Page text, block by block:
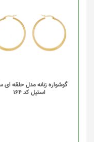
گوشواره زنانه مدل حلقه ای
استیل کد 164
محصول
دارای
انواع
مختلفی
گزینه
ها